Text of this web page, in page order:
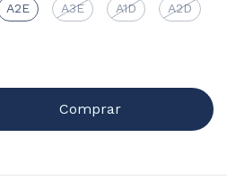
A2E A3E A1D A2D